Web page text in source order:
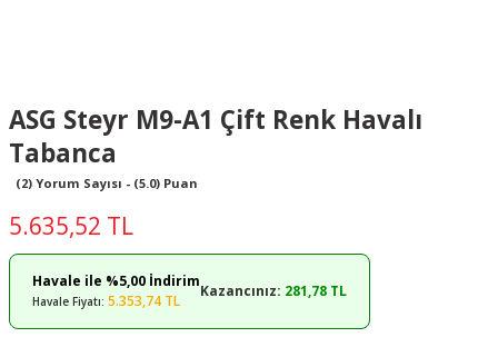
ASG Steyr M9-A1 Çift Renk Havalı
Tabanca
(2) Yorum Sayısı - (5.0) Puan
5.635,52 TL
Havale ile %5,00 İndirim
Havale Fiyatı: 5.353,74 TL
Kazancınız: 281,78 TL